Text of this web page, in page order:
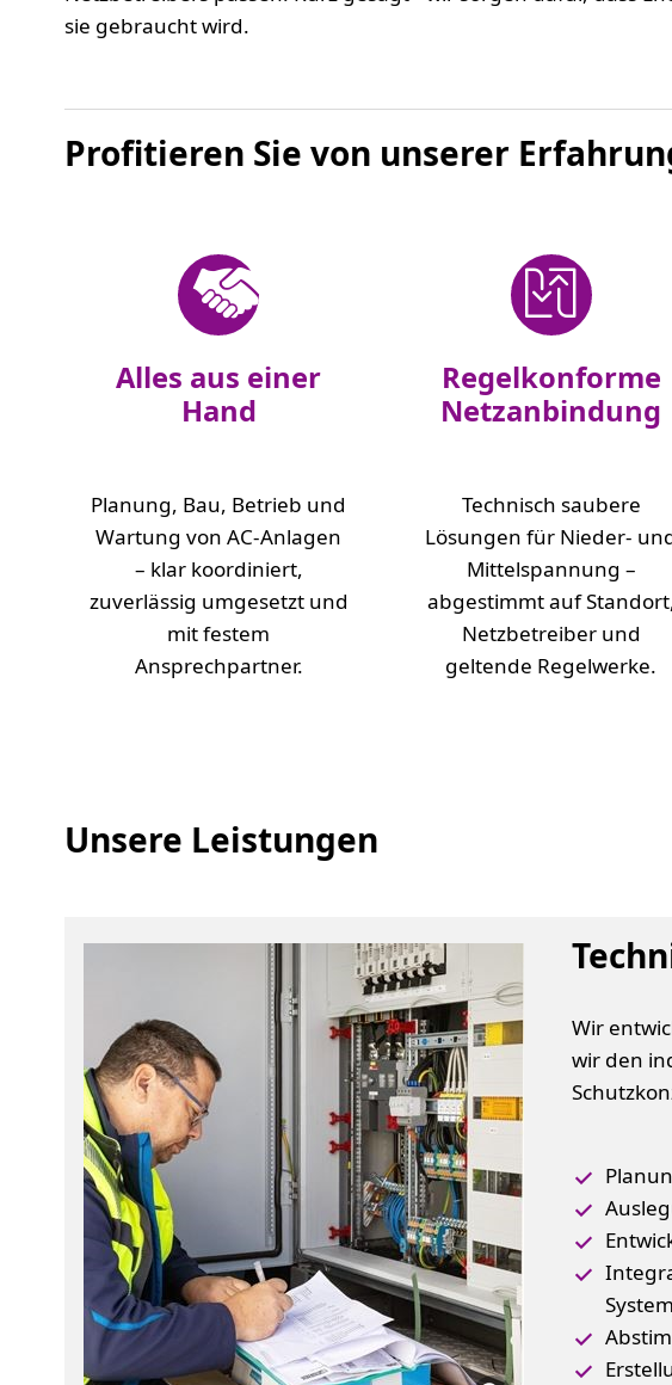
sie gebraucht wird.
Profitieren Sie von unserer
Alles aus einer
Hand
Planung, Bau, Betrieb und
Wartung von AC-Anlagen
– klar koordiniert,
zuverlässig umgesetzt und
mit festem
Ansprechpartner.
Regelkonforme
Netzanbindung
Technisch saubere
Lösungen für Nieder-
Mittelspannung –
abgestimmt auf
Netzbetreiber und
geltende Regelwerke.
Unsere Leistungen
Wir
wir den